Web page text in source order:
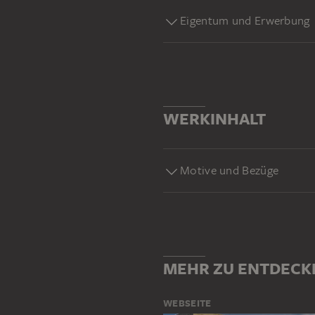
Eigentum und Erwerbung
WERKINHALT
Motive und Bezüge
MEHR ZU
WEBSEITE